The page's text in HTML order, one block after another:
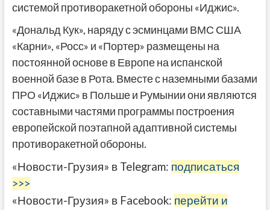
системой противоракетной обороны «Иджис».
«Дональд Кук», наряду с эсминцами ВМС США
«Карни», «Росс» и «Портер» размещены на
постоянной основе в Европе на испанской
военной базе в Рота. Вместе с наземными базами
ПРО «Иджис» в Польше и Румынии они являются
составными частями программы построения
европейской поэтапной адаптивной системы
противоракетной обороны.
«Новости-Грузия» в Telegram: подписаться
>>>
«Новости-Грузия» в Facebook: перейти и